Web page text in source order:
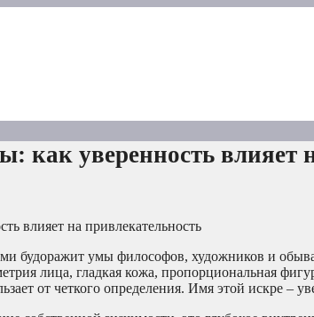
как уверенность влияет
влияет на привлекательность
будоражит умы философов, художников и
лица, гладкая кожа, пропорциональная
от четкого определения. Имя этой искре –